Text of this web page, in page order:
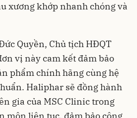
xương khớp nhanh chóng và
Quyền, Chủ tịch HĐQT
vị này cam kết đảm bảo
phẩm chính hãng cùng hệ
Haliphar sẽ đồng hành
gia của MSC Clinic trong